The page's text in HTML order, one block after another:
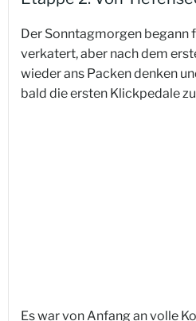
Der Sonntagmorgen begann
verkatert, aber nach dem
wieder ans Packen denken
bald die ersten Klickpedale
Es war von Anfang an volle